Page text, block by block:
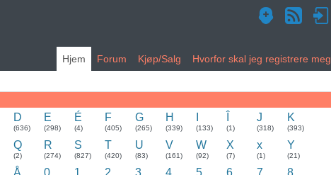
Hjem Forum Kjøp/Salg Hvorfor skal jeg registrere meg
D
(636)
E
(298)
É
(4)
F
(405)
G
(265)
H
(339) (133) (1)
J
(318)
K
(393)
Q
(2)
R
(274)
S
(827)
T
(420)
U
(83)
V
(161)
W
(92)
X
(7)
x
(1)
Y
(21)
Å 0 1 2 3 4 5 6 7 8